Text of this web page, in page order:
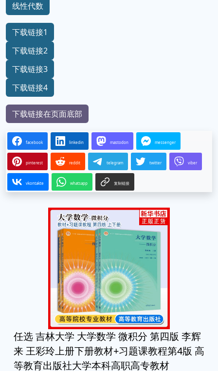
线性代数
下载链接1
下载链接2
下载链接3
下载链接4
下载链接在页面底部
facebook linkedin mastodon messenger
pinterest reddit telegram twitter viber
vkontakte whatsapp 复制链接
任选 吉林大学 大学数学 微积分 第四版 李辉
来 王彩玲上册下册教材+习题课教程第4版 高
等教育出版社大学本科高职高专教材